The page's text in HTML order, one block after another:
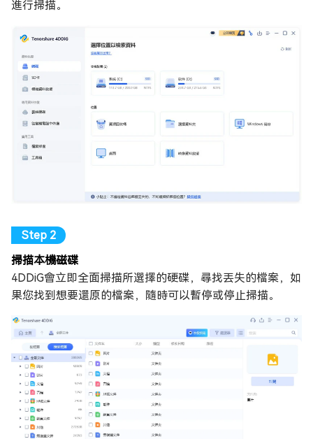
進行掃描。
掃描本機磁碟
4DDiG會立即全面掃描所選擇的硬碟，尋找丟失的檔案，如
果您找到想要還原的檔案，隨時可以暫停或停止掃描。